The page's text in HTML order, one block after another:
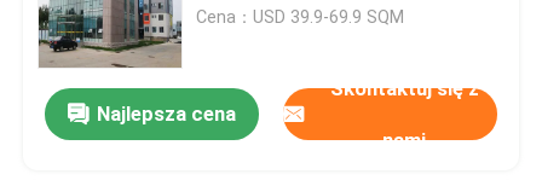
Cena：USD 39.9-69.9 SQM
Najlepsza cena
Skontaktuj się z
nami